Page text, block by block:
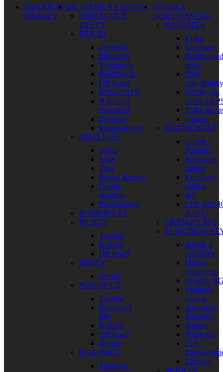
DARČEKOVÉ
POUKAZY
OBLEČENIE A VÝSTROJ
AIRBAGOVÉ
VESTY
PRILBY
Otvorené
Integrálne
Vyklápacie
Preklápacie
Off Road
Enduro/ATV
Náhradné
sklá-plexi
Doplnky
Komunikátory
OKULIARE
100%
Scott
Thor
Moose Racing
Detské
okuliare
Príslušenstvo
KOMBINÉZY
BUNDY
Textilné
Kožené
Off Road
DRESY
Detské
NOHAVICE
Textilné
Kevlarové
rifle
Kožené
Off Road
Detské
RUKAVICE
Športové –
VÝBAVA A
PRÍSLUŠENSTVO
BATOŽINA
Kufre
Tankvaky
Bočné a
tašky
Pitné
vaky/batohy
Držiaky na
mobil a
Tašky na
Ostatné
BEZPEČNOSŤ
Gurtne /
Popruhy
Reťazové
zámky
Kotúčové
zámky
Iné
A INÉ
DRŽIAKY ŠPZ
Batérie a
nabíjačky
Merače
motohodín
Sviečky
Vypínače
motora
Smerovky
Žiarovky
Poistky
Prepínače
CDI
Zásuvky